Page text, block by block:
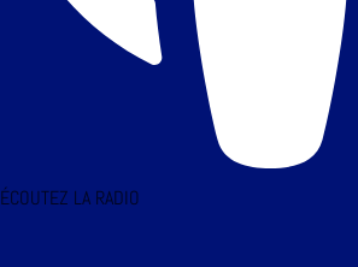
ÉCOUTEZ LA RADIO